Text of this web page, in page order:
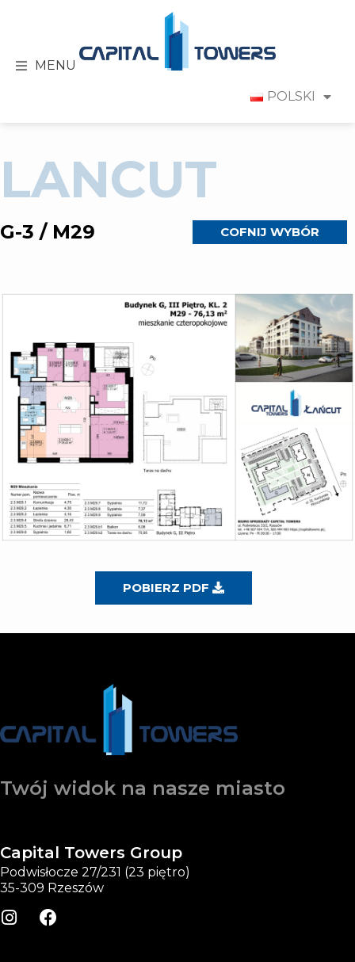
MENU
POLSKI
LANCUT
G-3 / M29 COFNIJ WYBÓR
POBIERZ PDF
Twój widok na nasze miasto
Capital Towers Group
Podwisłocze 27/231 (23 piętro)
35-309 Rzeszów